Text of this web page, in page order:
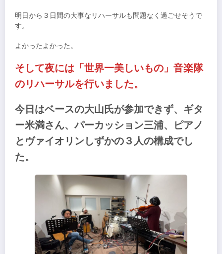
明日から３日間の大事なリハーサルも問題なく過ごせそうで
す。
よかったよかった。
そして夜には「世界一美しいもの」音楽隊
のリハーサルを行いました。
今日はベースの大山氏が参加できず、ギタ
ー米満さん、パーカッション三浦、ピアノ
とヴァイオリンしずかの３人の構成でし
た。